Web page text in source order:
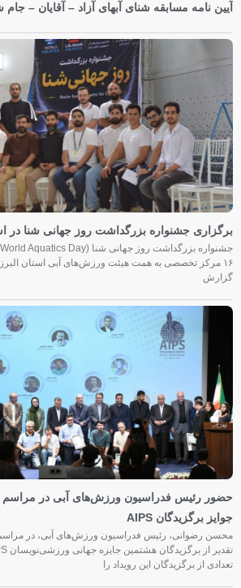
آیین نامه مسابقه شنای آبهای آزاد – آقایان – جام
برگزاری جشنواره بزرگداشت روز جهانی شنا در
۱۶ مرکز تخصصی به همت هیئت ورزش‌های آبی استان البرز
گزارش
حضور رئیس فدراسیون ورزش‌های آبی در مراسم
جوایز برگزیدگان AIPS
محسن رضوانی، رئیس فدراسیون ورزش‌های آبی، در مراسم
تعدادی از برگزیدگان این رویداد را